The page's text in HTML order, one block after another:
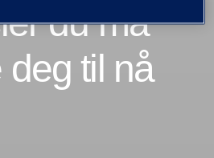
du må
til nå